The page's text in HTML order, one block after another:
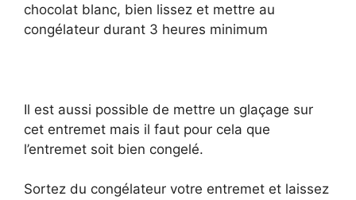
chocolat blanc, bien lissez et mettre au
congélateur durant 3 heures minimum
Il est aussi possible de mettre un glaçage sur
cet entremet mais il faut pour cela que
l’entremet soit bien congelé.
Sortez du congélateur votre entremet et laissez